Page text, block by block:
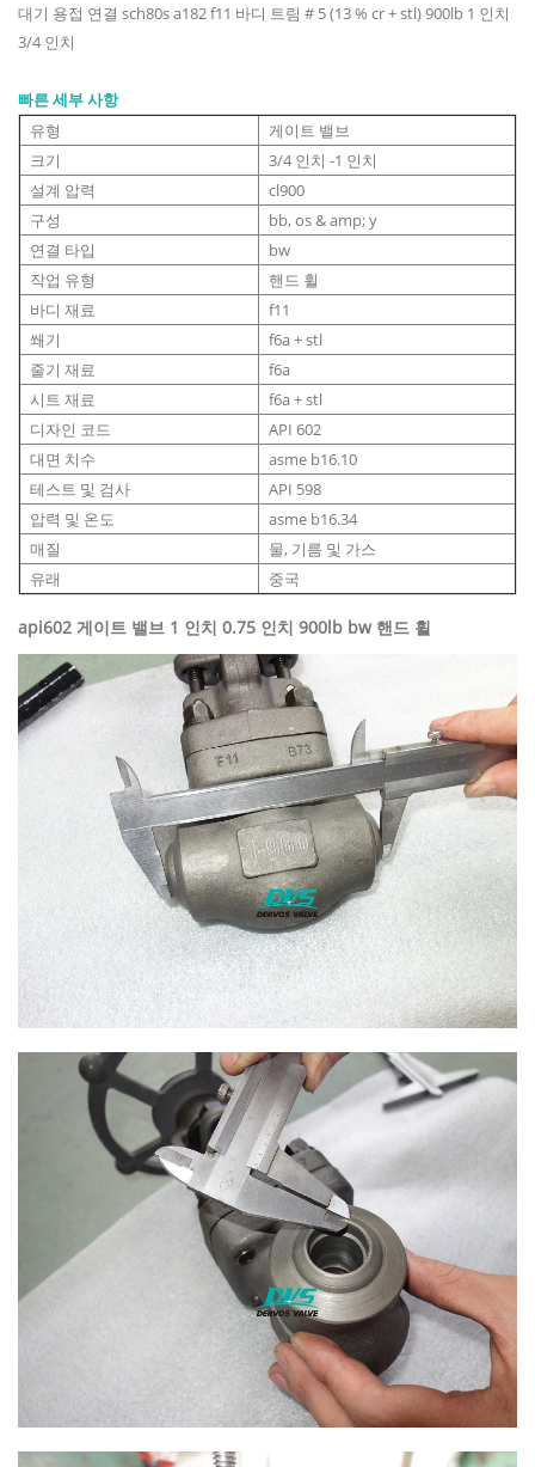
대기 용접 연결 sch80s a182 f11 바디 트림 # 5 (13 % cr + stl) 900lb 1 인치
3/4 인치
빠른 세부 사항
유형
게이트 밸브
크기
3/4 인치 -1 인치
설계 압력
cl900
구성
bb, os & amp; y
연결 타입
bw
작업 유형
핸드 휠
바디 재료
f11
쐐기
f6a + stl
줄기 재료
f6a
시트 재료
f6a + stl
디자인 코드
API 602
대면 치수
asme b16.10
테스트 및 검사
API 598
압력 및 온도
asme b16.34
매질
물, 기름 및 가스
유래
중국
api602 게이트 밸브 1 인치 0.75 인치 900lb bw 핸드 휠